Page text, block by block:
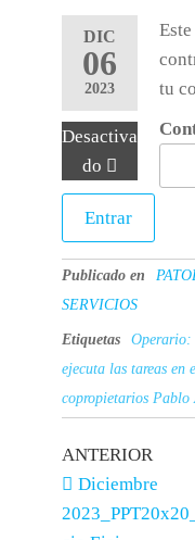
DIC
06
2023
Desactiva
do
tu
Publicado en
SERVICIOS
Etiquetas
Operario:
ejecuta las tareas en
copropietarios
ANTERIOR
Diciembre